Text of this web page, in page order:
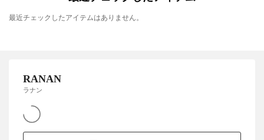
最近チェックしたアイテムはありません。
RANAN
ラナン